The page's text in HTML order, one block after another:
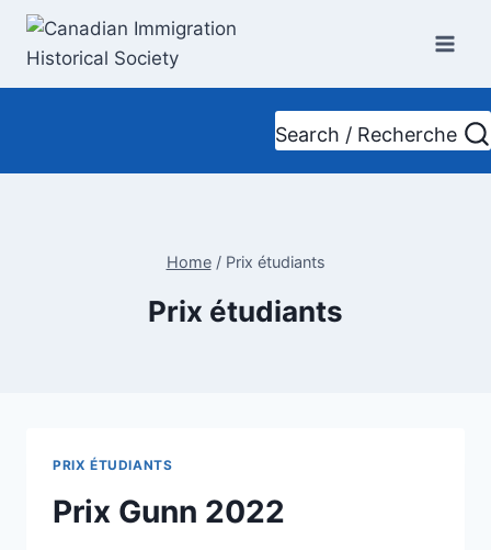
Skip
content
Search / Recherche
Home / Prix étudiants
Prix étudiants
PRIX ÉTUDIANTS
Prix Gunn 2022